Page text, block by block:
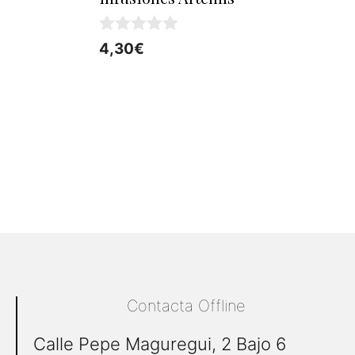
0
d
4,30€
Contacta Offline
Calle Pepe Maguregui, 2 Bajo 6